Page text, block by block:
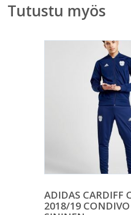
Tutustu myös
ADIDAS CARDIFF
2018/19